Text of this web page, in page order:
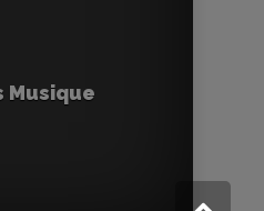
Musique